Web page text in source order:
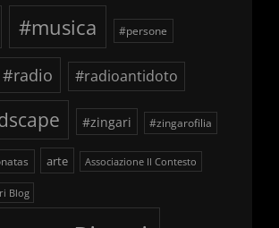
#musica #persone
#radio #radioantidoto
#zingari #zingarofilia
arte Associazione Il Contesto
Blog